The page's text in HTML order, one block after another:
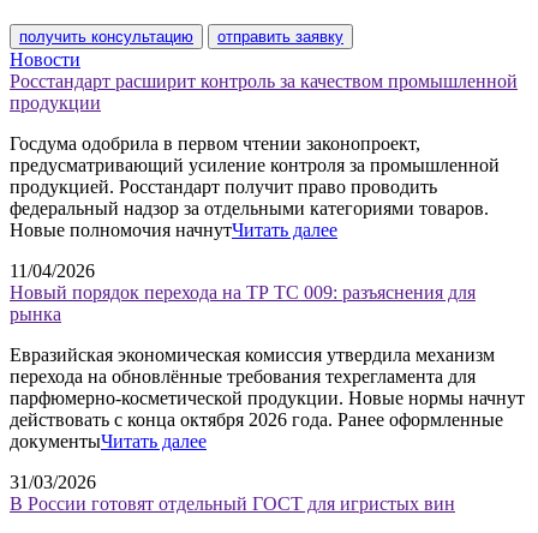
получить консультацию отправить заявку
Новости
Росстандарт расширит контроль за качеством промышленной
продукции
Госдума одобрила в первом чтении законопроект,
предусматривающий усиление контроля за промышленной
продукцией. Росстандарт получит право проводить
федеральный надзор за отдельными категориями товаров.
Новые полномочия начнутЧитать далее
11/04/2026
Новый порядок перехода на ТР ТС 009: разъяснения для
рынка
Евразийская экономическая комиссия утвердила механизм
перехода на обновлённые требования техрегламента для
парфюмерно-косметической продукции. Новые нормы начнут
действовать с конца октября 2026 года. Ранее оформленные
документыЧитать далее
31/03/2026
В России готовят отдельный ГОСТ для игристых вин